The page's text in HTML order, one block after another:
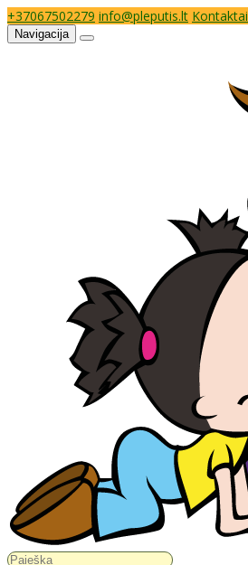
+37067502279 info@pleputis.lt Kontaktai
Navigacija